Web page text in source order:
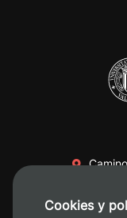
Cookies y